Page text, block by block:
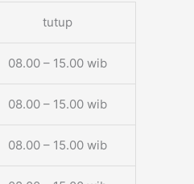
tutup
08.00 – 15.00 wib
08.00 – 15.00 wib
08.00 – 15.00 wib